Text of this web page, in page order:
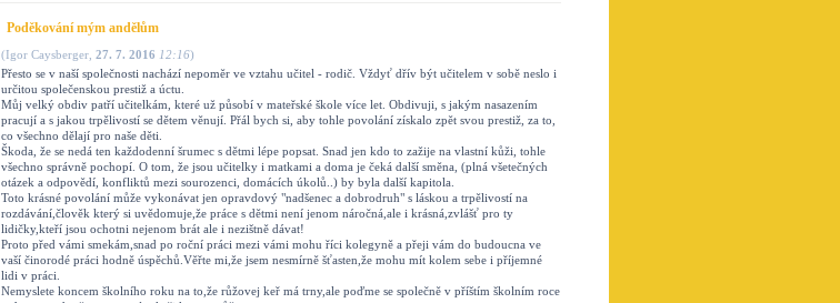
Poděkování mým andělům
(Igor Caysberger 27. 7. 2016 12:16)
Přesto se v naší společnosti nachází nepoměr ve vztahu učitel - rodič. Vždyť dřív být učitelem v sobě neslo i
určitou společenskou prestiž a úctu.
Můj velký obdiv patří učitelkám, které už působí v mateřské škole více let. Obdivuji, s jakým nasazením
pracují a s jakou trpělivostí se dětem věnují. Přál bych si, aby tohle povolání získalo zpět svou prestiž, za to,
co všechno dělají pro naše děti.
Škoda, že se nedá ten každodenní šrumec s dětmi lépe popsat. Snad jen kdo to zažije na vlastní kůži, tohle
všechno správně pochopí. O tom, že jsou učitelky i matkami a doma je čeká další směna, (plná všetečných
otázek a odpovědí, konfliktů mezi sourozenci, domácích úkolů..) by byla další kapitola.
Toto krásné povolání může vykonávat jen opravdový "nadšenec a dobrodruh" s láskou a trpělivostí na
rozdávání,člověk který si uvědomuje,že práce s dětmi není jenom náročná,ale i krásná,zvlášť pro ty
lidičky,kteří jsou ochotni nejenom brát ale i nezištně dávat!
Proto před vámi smekám,snad po roční práci mezi vámi mohu říci kolegyně a přeji vám do budoucna ve
vaší činorodé práci hodně úspěchů.Věřte mi,že jsem nesmírně šťasten,že mohu mít kolem sebe i příjemné
lidi v práci.
Nemyslete koncem školního roku na to,že růžovej keř má trny,ale poďme se společně v příštím školním roce